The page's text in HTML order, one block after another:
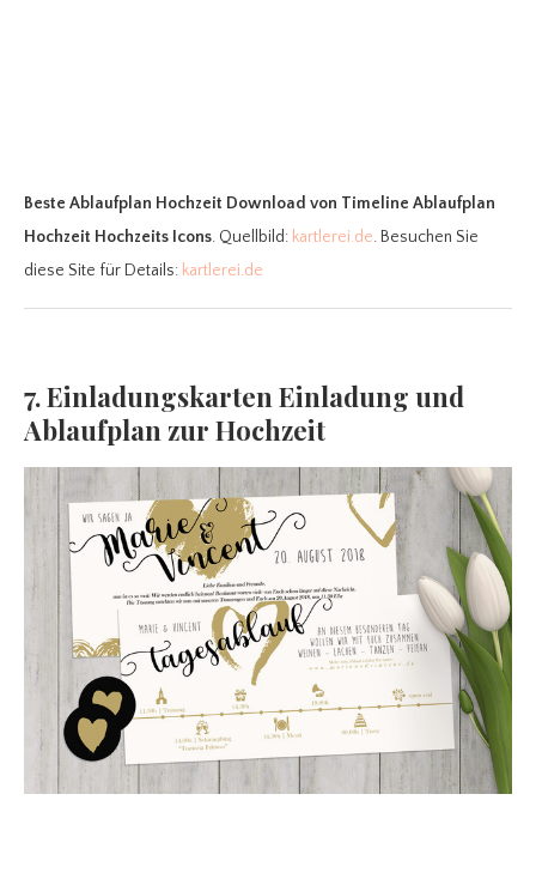
Beste Ablaufplan Hochzeit Download von Timeline Ablaufplan
Hochzeit Hochzeits Icons. Quellbild: kartlerei.de. Besuchen Sie
diese Site für Details: kartlerei.de
7. Einladungskarten Einladung und
Ablaufplan zur Hochzeit